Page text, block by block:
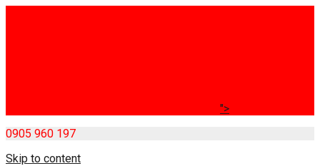
">
0905 960 197
Skip to content